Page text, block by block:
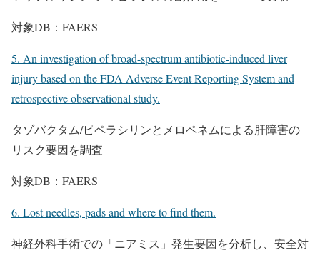
対象DB：FAERS
5. An investigation of broad-spectrum antibiotic-induced liver
injury based on the FDA Adverse Event Reporting System and
retrospective observational study.
タゾバクタム/ピペラシリンとメロペネムによる肝障害の
リスク要因を調査
対象DB：FAERS
6. Lost needles, pads and where to find them.
神経外科手術での「ニアミス」発生要因を分析し、安全対